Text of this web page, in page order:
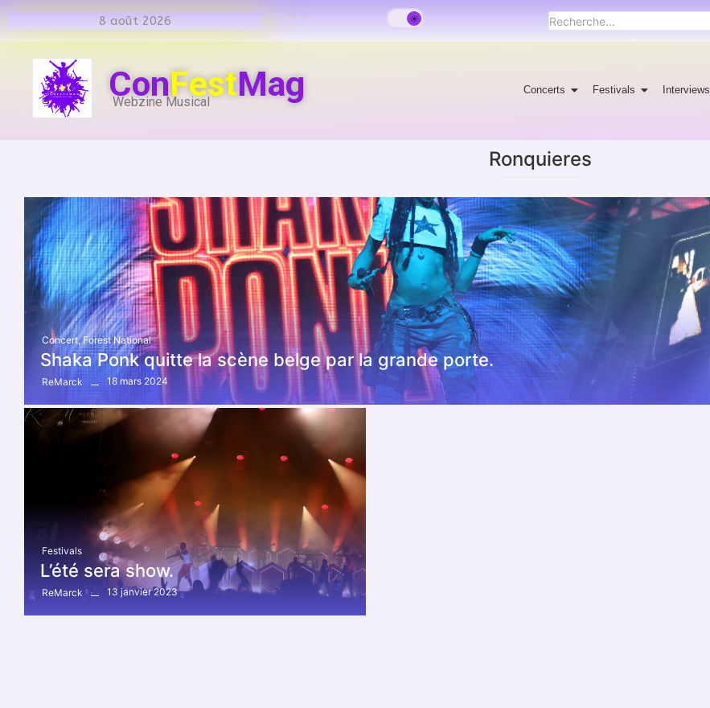
8 août 2026
ConFestMag
Webzine Musical
Concerts Festivals Interviews
Ronquieres
Concert, Forest National
Shaka Ponk quitte la scène belge par la grande porte.
ReMarck 18 mars 2024
Festivals
L’été sera show.
ReMarck 13 janvier 2023